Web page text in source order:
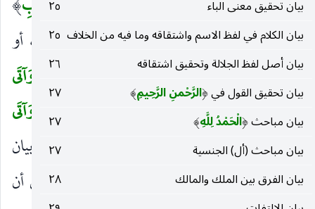
بيان تحقيق معنى الباء
٢٥
بيان الكلام في لفظ الاسم واشتقاقه وما فيه من الخلاف ٢٥
بيان أصل لفظ الجلالة وتحقيق اشتقاقه
٢٦
بيان تحقيق القول في (الرَّحْمنِ الرَّحِيمِ)
٢٧
بيان مباحث (الْحَمْدُ لِلَّهِ)
٢٧
بيان مباحث (أل) الجنسية
٢٧
بيان الفرق بين الملك والمالك
٢٨
عليه‌السلام«للسائل حق وإن جاء على فرسه». وَفِي الرِّقابِ)
وفي تخليصها بمعاونة المكاتبين ، أو فك الأسارى ، أو
ابتياع الرقاب لعتقها.(وَأَقامَ الصَّلاةَ المفروضة. وَآتَى
الزَّكاةَ يحتمل أن يكون المقصود منه ومن قوله : وَآتَى
الْمالَ)الزكاة المفروضة ، ولكن الغرض من الأول بيان
مصارفها ، ومن الثاني أداؤها والحث عليها. ويحتمل أن